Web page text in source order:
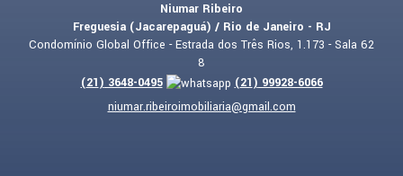
Niumar Ribeiro
Freguesia (Jacarepaguá) / Rio de Janeiro - RJ
Condomínio Global Office - Estrada dos Três Rios, 1.173 - Sala 62
8
(21) 3648-0495 (21) 99928-6066
niumar.ribeiroimobiliaria@gmail.com